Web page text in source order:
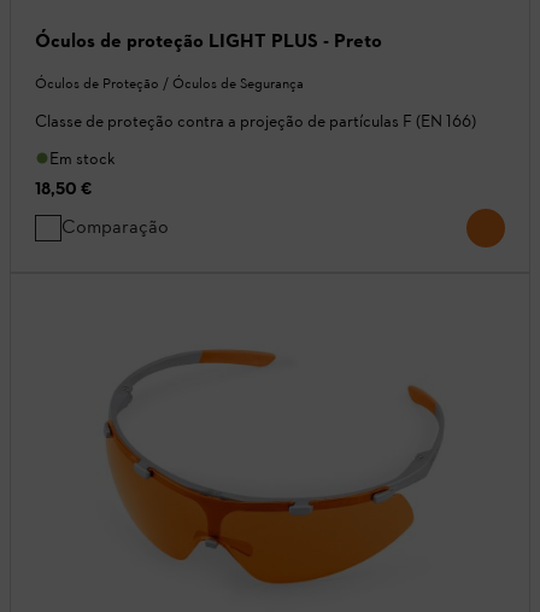
Óculos de proteção LIGHT PLUS - Preto
Óculos de Proteção / Óculos de Segurança
Classe de proteção contra a projeção de partículas F (EN 166)
Em stock
18,50 €
Comparação